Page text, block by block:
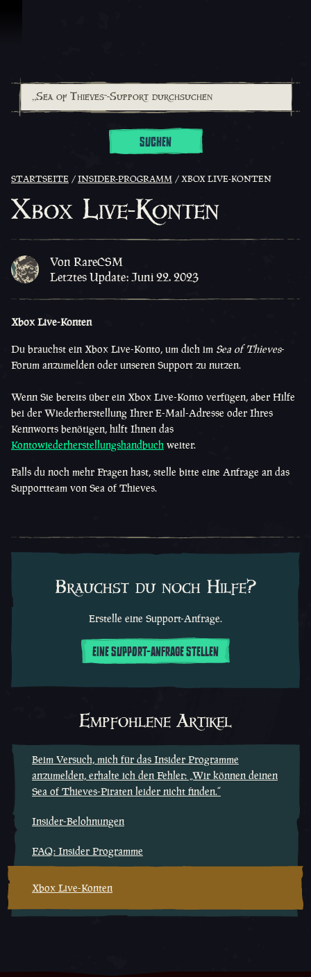
SUCHEN
STARTSEITE INSIDER-PROGRAMM XBOX LIVE-KONTEN
Xbox Live-Konten
Von RareCSM
Letztes Update: Juni 22. 2023
Xbox Live-Konten
Du brauchst ein Xbox Live-Konto, um dich im Sea of Thieves-
Forum anzumelden oder unseren Support zu nutzen.
Wenn Sie bereits über ein Xbox Live-Konto verfügen, aber Hilfe
bei der Wiederherstellung Ihrer E-Mail-Adresse oder Ihres
Kennworts benötigen, hilft Ihnen das
Kontowiederherstellungshandbuch weiter.
Falls du noch mehr Fragen hast, stelle bitte eine Anfrage an das
Supportteam von Sea of Thieves.
Brauchst du noch Hilfe?
Erstelle eine Support-Anfrage.
EINE SUPPORT-ANFRAGE STELLEN
Empfohlene Artikel
Beim Versuch, mich für das Insider Programme
anzumelden, erhalte ich den Fehler: „Wir können deinen
Sea of Thieves-Piraten leider nicht finden.“
Insider-Belohnungen
FAQ: Insider Programme
Xbox Live-Konten